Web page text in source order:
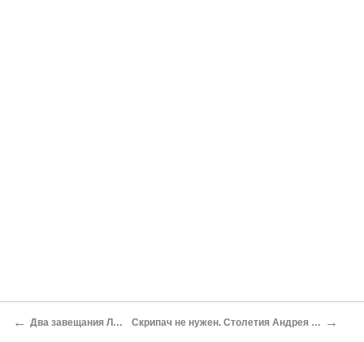
← Два завещания Льва Толстого Скрипач не нужен. Столетия Андрея Платонова не заметили →